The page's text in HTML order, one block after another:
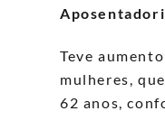
Teve
mulheres,
62 anos,